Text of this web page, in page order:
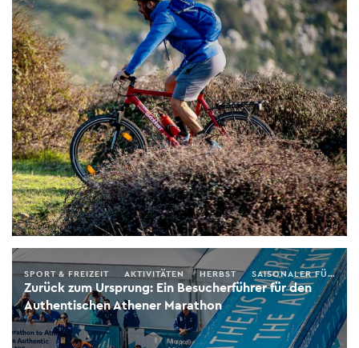
Zurück zum Ursprung: Ein Besucherführer für den
Authentischen Athener Marathon
SPORT & FREIZEIT AKTIVITÄTEN HERBST SAISONALER FÜHRER